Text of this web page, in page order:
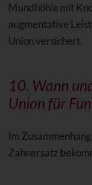
Mundhöhle mit
augmentative
Union versichert.
10. Wann
Union für
Im
Zahnersatz